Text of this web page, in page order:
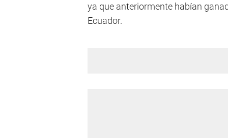
ya que anteriormente habían
Ecuador.